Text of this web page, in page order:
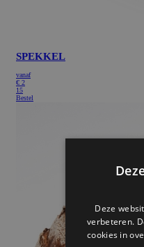
SPEKKEL
vanaf
€ 2
15
Bestel
Deze
verbeteren.
cookies in